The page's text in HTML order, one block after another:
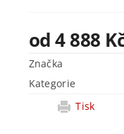
od 4 888
Značka
Kategorie
Tisk